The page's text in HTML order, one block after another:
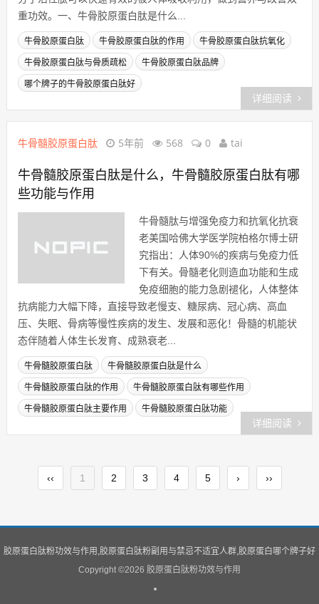
样才能提高身体健康呢？预防大于治疗，纵观营养学发展史，小
分子活性肽可以快速有效的被人体吸收利用，做到营养与改善双
重功效。一、牛骨胶原蛋白肽是什么...
牛骨胶原蛋白肽 牛骨胶原蛋白肽的作用
牛骨髓胶原蛋白肽 5年前 568 0 tai
牛骨髓胶原蛋白肽是什么，牛骨髓胶原蛋白肽有哪
牛骨髓肽与增强免疫力和抗氧化抗衰
老美国哈佛大学医学院柏格尔博士研
究指出：人体90%的疾病与免疫力低
下有关。骨髓老化则造血功能和生成
免疫细胞的能力急剧褪化，人体整体
抗病能力大幅下降，直接导致老慢支、糖尿病、冠心病、高血
压、失眠、骨病等慢性疾病的发生、发展和恶化！骨髓的机能状
态伴随着人体生长发育、成熟衰老...
牛骨髓胶原蛋白肽 牛骨髓胶原蛋白肽是什么
胶原蛋白肽粉功效与作用,胶原蛋白肽粉副用与禁忌不适宜人群,胶原蛋白哪个牌子好